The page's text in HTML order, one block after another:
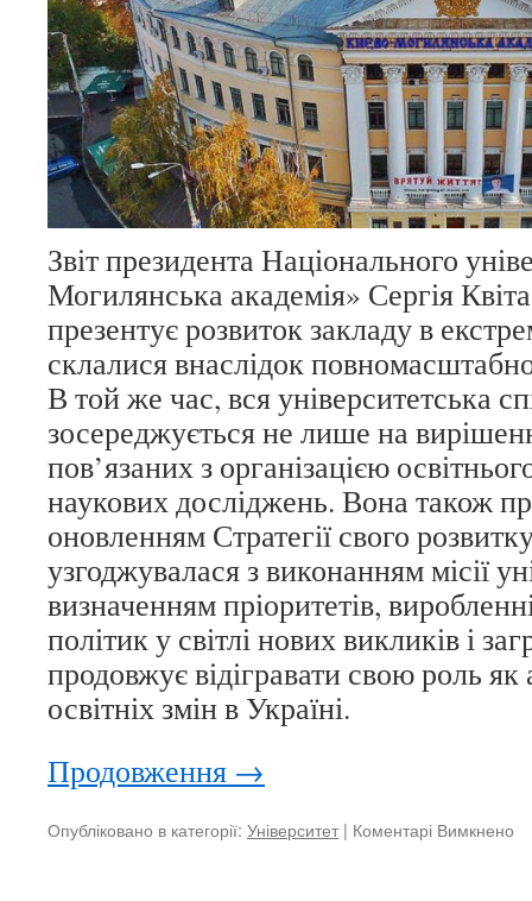
Звіт президента Національного
Могилянська академія» Сергія
презентує розвиток закладу в
склалися внаслідок
В той же час, вся університетська
зосереджується не лише на
пов’язаних з організацією
наукових досліджень. Вона також
оновленням Стратегії свого
узгоджувалася з виконанням місії
визначенням пріоритетів,
політик у світлі нових викликів і
продовжує відігравати свою роль як
освітніх змін в Україні.
Продовження →
Опубліковано в категорії: Університет | Коментарі Вимкнено